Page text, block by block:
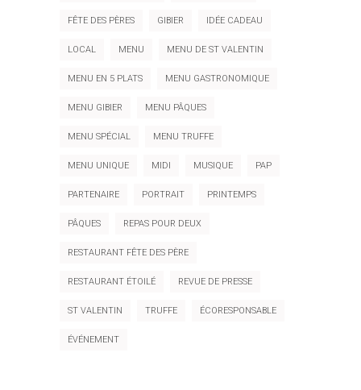
FÊTE DES PÈRES GIBIER IDÉE CADEAU
LOCAL MENU MENU DE ST VALENTIN
MENU EN 5 PLATS MENU GASTRONOMIQUE
MENU GIBIER MENU PÂQUES
MENU SPÉCIAL MENU TRUFFE
MENU UNIQUE MIDI MUSIQUE PAP
PARTENAIRE PORTRAIT PRINTEMPS
PÂQUES REPAS POUR DEUX
RESTAURANT FÊTE DES PÈRE
RESTAURANT ÉTOILÉ REVUE DE PRESSE
ST VALENTIN TRUFFE ÉCORESPONSABLE
ÉVÉNEMENT